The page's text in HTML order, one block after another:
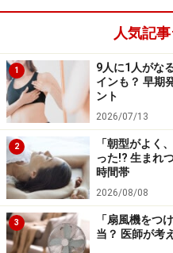
みても良いかもしれません
■参考
Modified-release
cortisol profiles.
（
Early Morning is
Coffee（Time）（英語
【関連記事】
コーヒーの健康効果
人気記
1
9人に1人がな
インも？ 早期
ント
2026/07/13
2
「朝型がよく
った!? 生まれ
時間帯
2026/08/08
3
「扇風機をつ
当？ 医師が考